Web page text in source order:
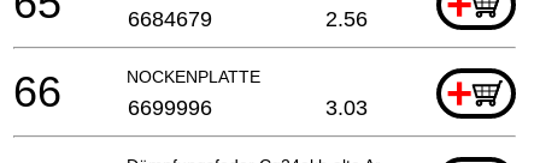
6684679 2.56
NOCKENPLATTE +
66 6699996 3.03